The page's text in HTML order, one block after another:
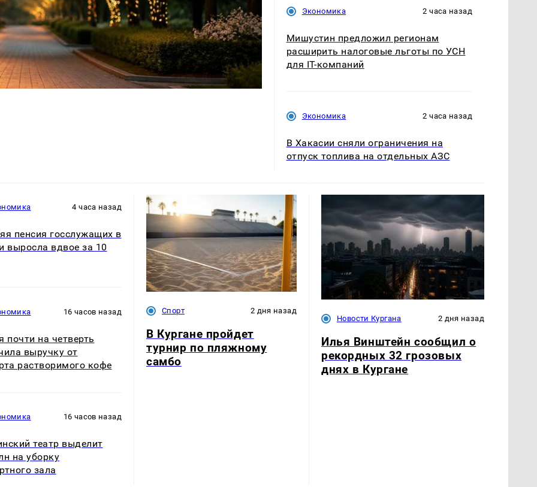
Экономика 2 часа назад
Мишустин предложил регионам
расширить налоговые льготы по УСН
для IT-компаний
Экономика 2 часа назад
В Хакасии сняли ограничения на
отпуск топлива на отдельных АЗС
4 часа назад
пенсия госслужащих в
выросла вдвое за 10
16 часов назад
почти на четверть
выручку от
растворимого кофе
16 часов назад
театр выделит
на уборку
зала
Спорт 2 дня назад
В Кургане пройдет
турнир по пляжному
самбо
Новости Кургана 2 дня назад
Илья Винштейн сообщил о
рекордных 32 грозовых
днях в Кургане